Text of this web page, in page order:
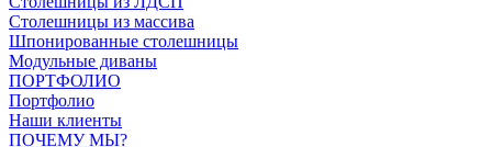
Столешницы из массива
Шпонированные столешницы
Модульные диваны
ПОРТФОЛИО
Портфолио
Наши клиенты
ПОЧЕМУ МЫ?